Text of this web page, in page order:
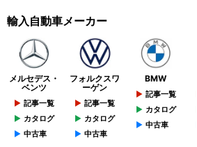
輸入自動車メーカー
メルセデス・
ベンツ
記事一覧
カタログ
中古車
フォルクスワ
ーゲン
記事一覧
カタログ
中古車
BMW
記事一覧
カタログ
中古車